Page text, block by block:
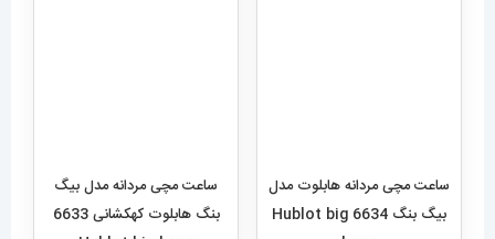
ساعت مچی مردانه هابلوت مدل
بیگ بنگ 6634 Hublot big
ساعت مچی مردانه مدل بیگ
بنگ هابلوت کهکشانی 6633